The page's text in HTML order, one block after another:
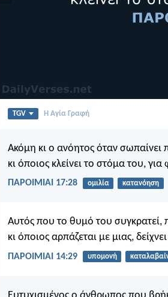
TGV Η Αγία Γραφή
Ακόμη κι ο ανόητος όταν σωπαίνει
κι όποιος κλείνει το στόμα του, για
ΠΑΡΟΙΜΙΑΙ 17:28 ομιλία κατανόηση
Αυτός που το θυμό του συγκρατεί,
κι όποιος αρπάζεται με μιας,
ΠΑΡΟΙΜΙΑΙ 14:29 υπομονή